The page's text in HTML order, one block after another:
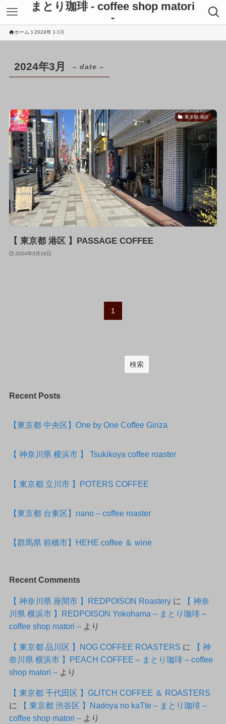
まとり珈琲 - coffee shop matori
-
ホーム 2024年 3月
2024年3月 – date –
東京都 港区
【 東京都 港区 】PASSAGE COFFEE
2024年3月16日
1
検索
Recent Posts
【東京都 中央区】One by One Coffee Ginza
【 神奈川県 横浜市 】 Tsukikoya coffee roaster
【 東京都 立川市 】POTERS COFFEE
【東京都 台東区】nano – coffee roaster
【群馬県 前橋市】HEHE coffee ＆ wine
Recent Comments
【 神奈川県 座間市 】REDPOISON Roasteryに
【 神奈
川県 横浜市 】REDPOISON Yokohama – まとり珈琲 –
coffee shop matori –より
【 東京都 品川区 】NOG COFFEE ROASTERS に
【 神
奈川県 横浜市 】PEACH COFFEE – まとり珈琲 – coffee
shop matori –より
【 東京都 千代田区 】GLITCH COFFEE ＆ ROASTERS
に
【 東京都 渋谷区 】Nadoya no kaTte – まとり珈琲 –
coffee shop matori –より